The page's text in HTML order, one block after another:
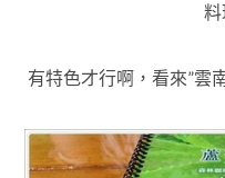
料
有特色才行啊 ，看來”雲